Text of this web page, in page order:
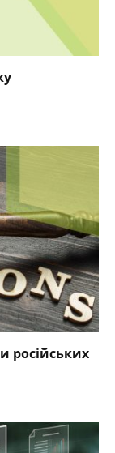
російських